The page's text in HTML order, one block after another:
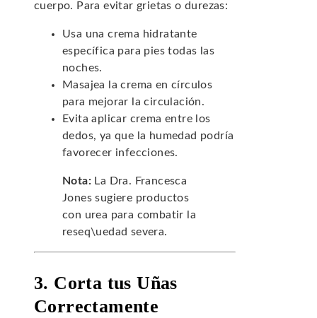
cuerpo. Para evitar grietas o durezas:
Usa una crema hidratante
específica para pies todas las
noches.
Masajea la crema en círculos
para mejorar la circulación.
Evita aplicar crema entre los
dedos, ya que la humedad podría
favorecer infecciones.
Nota: La Dra. Francesca
Jones sugiere productos
con urea para combatir la
reseq\uedad severa.
3. Corta tus Uñas
Correctamente